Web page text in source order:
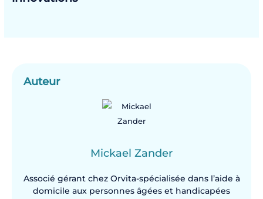
Auteur
Mickael Zander
Associé gérant chez Orvita-spécialisée dans l’aide à
domicile aux personnes âgées et handicapées